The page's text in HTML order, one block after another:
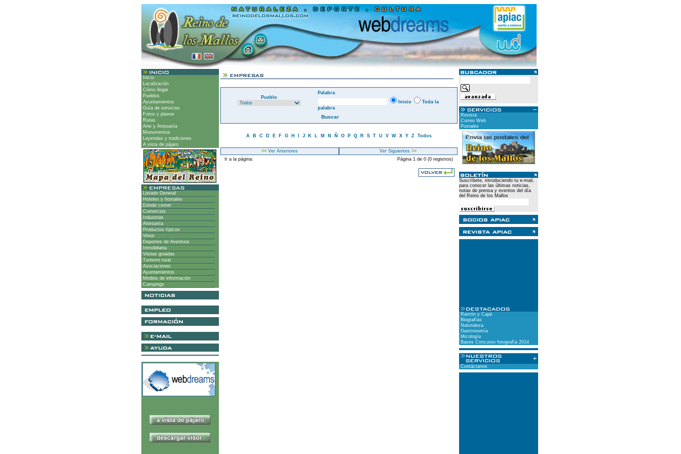
Inicio
Localización
Cómo llegar
Pueblos
Ayuntamientos
Guía de servicios
Fotos y planos
Rutas
Arte y Artesanía
Monumentos
Leyendas y tradiciones
A vista de pájaro
Listado General
Hoteles y hostales
Dónde comer
Comercios
Industrias
Artesanía
Productos típicos
Vinos
Deportes de Aventura
Inmobiliaria
Visitas guiadas
Turismo rural
Asociaciones
Ayuntamientos
Medios de información
Campings
Pueblo
Palabra
Inicio
Toda la
palabra
A B C D E F G H J K L M N Ñ O P Q R S T U V W X Y Z Todos
<<Ver Anteriores Ver Siguientes >>
Ir a la página:
Página 1 de 0 (0 registros)
Revista
Correo Web
Postales
Suscríbete, introduciendo tu e-mail,
para conocer las últimas noticias,
notas de prensa y eventos del día
del Reino de los Mallos
Ramón y Cajal
Biografías
Naturaleza
Gastronomía
Micología
Bases Concurso fotografía 2014
Contáctanos